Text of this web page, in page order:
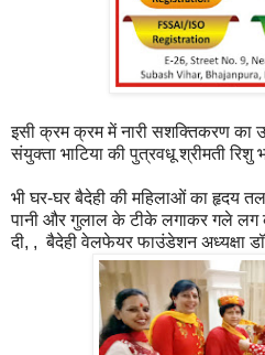
इसी क्रम क्रम में नारी सशक्तिकरण का
संयुक्ता भाटिया की पुत्रवधू श्रीमती रिशु
भी घर-घर बैदेही की महिलाओं का हृदय
पानी और गुलाल के टीके लगाकर गले लग
दी, , बैदेही वेलफेयर फाउंडेशन अध्यक्षा डॉ